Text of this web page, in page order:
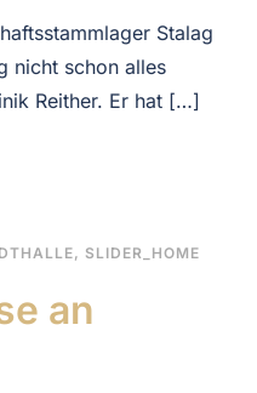
Stalag
nicht schon alles
Reither. Er hat […]
, SLIDER_HOME
an